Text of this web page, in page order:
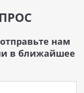
нам
в ближайшее